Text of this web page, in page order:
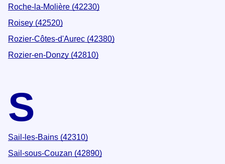
Roche-la-Molière (42230)
Roisey (42520)
Rozier-Côtes-d'Aurec (42380)
Rozier-en-Donzy (42810)
S
Sail-les-Bains (42310)
Sail-sous-Couzan (42890)